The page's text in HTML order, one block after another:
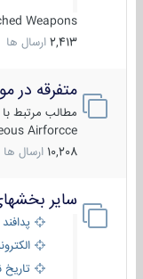
Weapons
2,413 ارسال ها
متفرقه در
مطالب مرتبط با
Airforcce
10,208 ارسال ها
سایر
پدافند
تاریخ